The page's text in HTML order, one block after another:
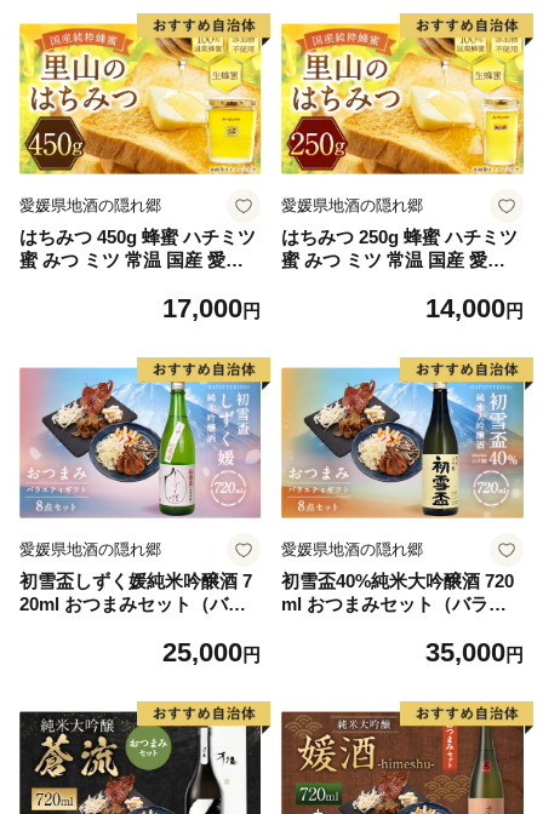
愛媛県地酒の隠れ郷
はちみつ 450g 蜂蜜 ハチミツ
蜜 みつ ミツ 常温 国産 愛媛
（愛南町）】【2026年5月下
17,000円
愛媛県地酒の隠れ郷
はちみつ 250g 蜂蜜 ハチミツ
蜜 みつ ミツ 常温 国産 愛媛
（愛南町）】【2026年5月下
14,000円
愛媛県地酒の隠れ郷
初雪盃しずく媛純米吟醸酒 7
20ml おつまみセット（バラ
ずく媛 日本酒 純米 吟醸酒 純
おつまみ 厳選おつまみ 愛媛
県 【えひめの町（超）推し！
（砥部町）】（595）
25,000円
愛媛県地酒の隠れ郷
初雪盃40%純米大吟醸酒 720
ml おつまみセット（バラエ
酒 純米 大吟醸酒 純米大吟醸
選おつまみ 愛媛県 【えひめ
の町（超）推し！（砥部
町）】（596）
35,000円